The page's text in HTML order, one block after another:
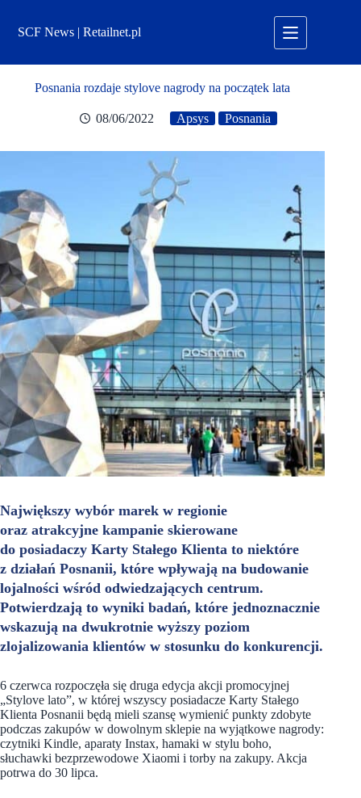
treściSCF News | Retailnet.pl
Posnania rozdaje stylove nagrody na początek lata
08/06/2022 Apsys Posnania
Największy wybór marek w regionie
oraz atrakcyjne kampanie skierowane
do posiadaczy Karty Stałego Klienta to niektóre
z działań Posnanii, które wpływają na budowanie
lojalności wśród odwiedzających centrum.
Potwierdzają to wyniki badań, które jednoznacznie
wskazują na dwukrotnie wyższy poziom
zlojalizowania klientów w stosunku do konkurencji.
6 czerwca rozpoczęła się druga edycja akcji promocyjnej
„Stylove lato”, w której wszyscy posiadacze Karty Stałego
Klienta Posnanii będą mieli szansę wymienić punkty zdobyte
podczas zakupów w dowolnym sklepie na wyjątkowe nagrody:
czytniki Kindle, aparaty Instax, hamaki w stylu boho,
słuchawki bezprzewodowe Xiaomi i torby na zakupy. Akcja
potrwa do 30 lipca.